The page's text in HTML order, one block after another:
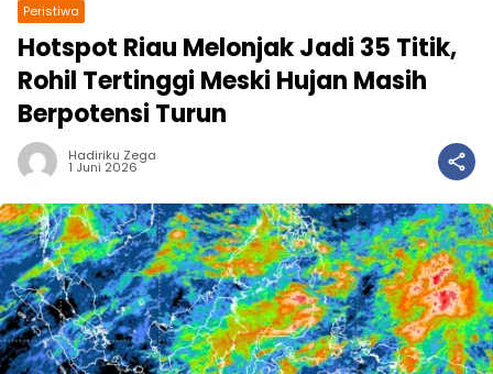
Peristiwa
Hotspot Riau Melonjak Jadi 35 Titik,
Rohil Tertinggi Meski Hujan Masih
Berpotensi Turun
Hadiriku Zega
1 Juni 2026